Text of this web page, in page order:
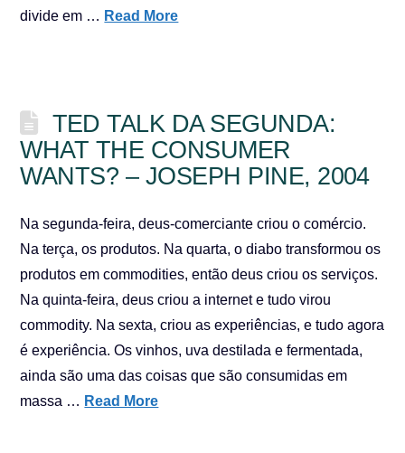
divide em … Read More
TED TALK DA SEGUNDA:
WHAT THE CONSUMER
WANTS? – JOSEPH PINE, 2004
Na segunda-feira, deus-comerciante criou o comércio.
Na terça, os produtos. Na quarta, o diabo transformou os
produtos em commodities, então deus criou os serviços.
Na quinta-feira, deus criou a internet e tudo virou
commodity. Na sexta, criou as experiências, e tudo agora
é experiência. Os vinhos, uva destilada e fermentada,
ainda são uma das coisas que são consumidas em
massa … Read More